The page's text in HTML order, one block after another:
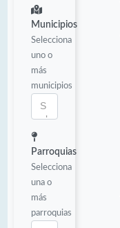
Municipios
Selecciona
uno o
más
municipios
Parroquias
Selecciona
una o
más
parroquias